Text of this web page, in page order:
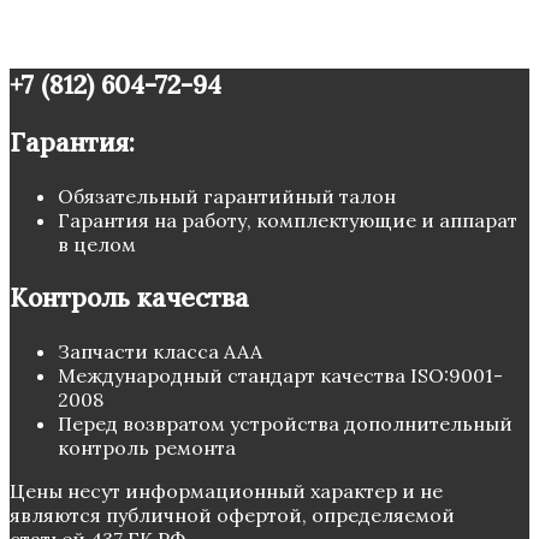
+7 (812) 604-72-94
Гарантия:
Обязательный гарантийный талон
Гарантия на работу, комплектующие и аппарат
в целом
Контроль качества
Запчасти класса ААА
Международный стандарт качества ISO:9001-
2008
Перед возвратом устройства дополнительный
контроль ремонта
Цены несут информационный характер и не
являются публичной офертой, определяемой